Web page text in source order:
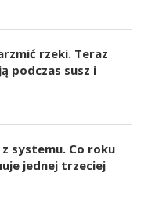
rzeki. Teraz
podczas susz i
z systemu. Co roku
jednej trzeciej